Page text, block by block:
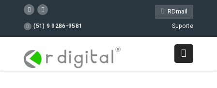
RDmail
(51) 9 9286-9581 Suporte